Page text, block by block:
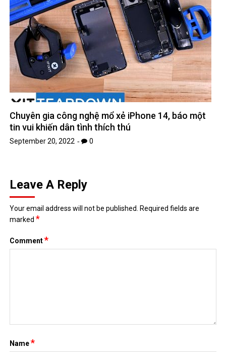
Chuyên gia công nghệ mổ xẻ iPhone 14, báo một
tin vui khiến dân tình thích thú
September 20, 2022 0
Leave A Reply
Your email address will not be published. Required fields are
marked*
Comment*
Name*